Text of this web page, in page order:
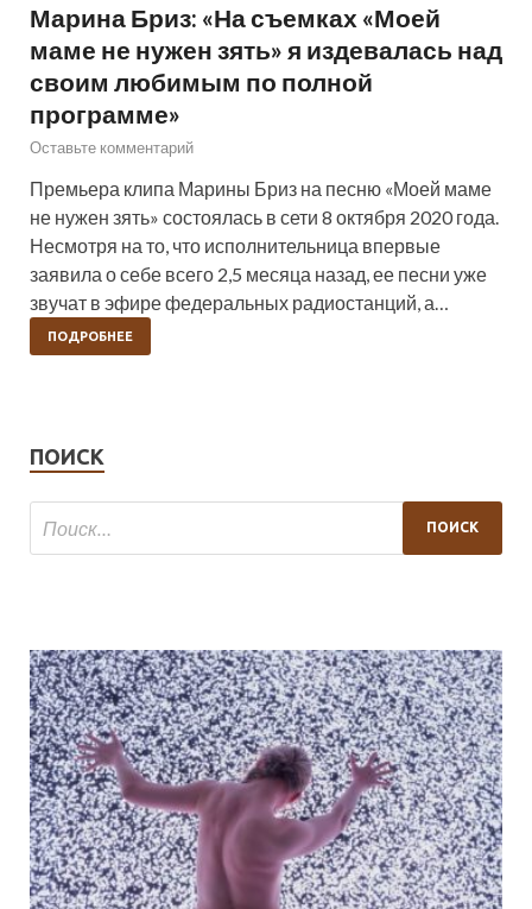
Марина Бриз: «На съемках «Моей
маме не нужен зять» я издевалась над
своим любимым по полной
программе»
Оставьте комментарий
Премьера клипа Марины Бриз на песню «Моей маме
не нужен зять» состоялась в сети 8 октября 2020 года.
Несмотря на то, что исполнительница впервые
заявила о себе всего 2,5 месяца назад, ее песни уже
звучат в эфире федеральных радиостанций, а…
ПОДРОБНЕЕ
ПОИСК